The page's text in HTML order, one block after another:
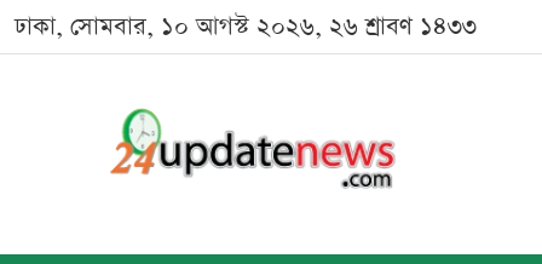
ঢাকা, সোমবার, ১০ আগস্ট ২০২৬, ২৬ শ্রাবণ ১৪৩৩